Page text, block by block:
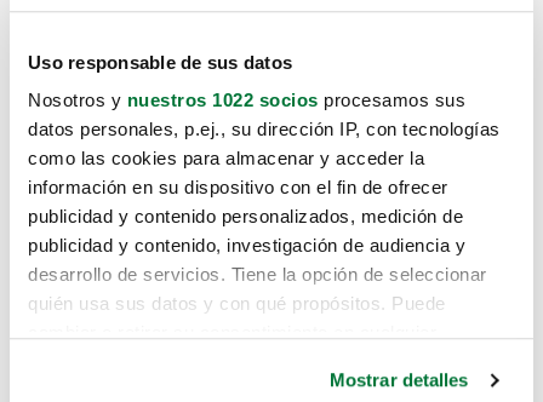
Uso responsable de sus datos
Nosotros y nuestros 1022 socios procesamos sus
datos personales, p.ej., su dirección IP, con tecnologías
como las cookies para almacenar y acceder la
información en su dispositivo con el fin de ofrecer
publicidad y contenido personalizados, medición de
publicidad y contenido, investigación de audiencia y
desarrollo de servicios. Tiene la opción de seleccionar
quién usa sus datos y con qué propósitos. Puede
Mostrar detalles
Lo sentimos, no sabemos como
te hemos traido hasta aquí.
Pero puedes encontrar el coche que estás
buscando en alguno de estos enlaces: